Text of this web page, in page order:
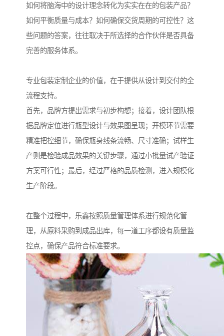
如何将脑海中的设计理念转化为实实在在的包装产品？
如何平衡质量与成本？如何确保交货周期的可控性？这
些问题的答案，往往取决于所选择的合作伙伴是否具备
完善的服务体系。
专业包装定制企业的价值，在于提供从设计到交付的全
流程支持。
首先，品牌方提出需求与初步构想；接着，设计团队根
据品牌定位进行瓶型设计与效果图呈现；开模环节需要
精准把控细节，确保瓶身线条流畅、尺寸准确；试样生
产则是检验成品效果的关键步骤，通过小批量试产验证
方案可行性；最后，经过严格的品质检测，进入规模化
生产阶段。
在整个过程中，乐鑫按照质量管理体系进行规范化管
理，从原料采购到成品出库，每一道工序都设有质量监
控点，确保产品符合标准要求。